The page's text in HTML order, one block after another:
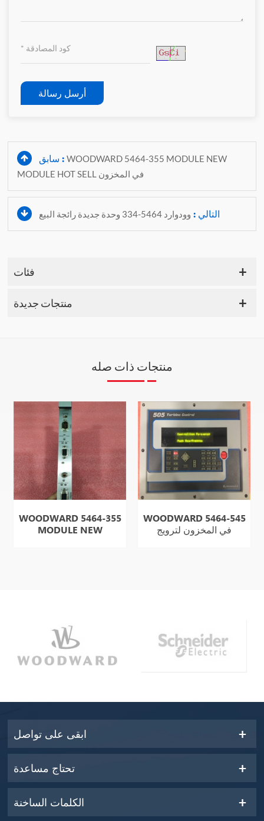
أرسل رسالة
سابق :WOODWARD 5464-355 MODULE NEW
MODULE HOT SELL في المخزون
التالي : وودوارد 5464-334 وحدة جديدة رائجة البيع
فئات
منتجات جديدة
منتجات ذات صله
WOODWARD 5464-355
MODULE NEW
WOODWARD 5464-545
في المخزون لترويج
ابقى على تواصل
تحتاج مساعدة
الكلمات الساخنة